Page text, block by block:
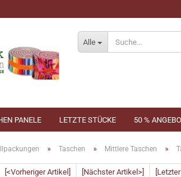
Alle
PANELE LETZTE STÜCKE 50 %
» Taschen » Mittlere Taschen »
[<Vorheriger Artikel] [Nächster Artikel>]